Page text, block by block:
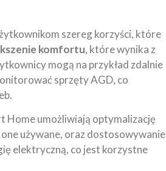
szereg korzyści, które
komfortu, które wynika z
mogą na przykład zdalnie
sprzęty AGD, co
Home umożliwiają optymalizację
używane, oraz dostosowywanie
elektryczną, co jest korzystne